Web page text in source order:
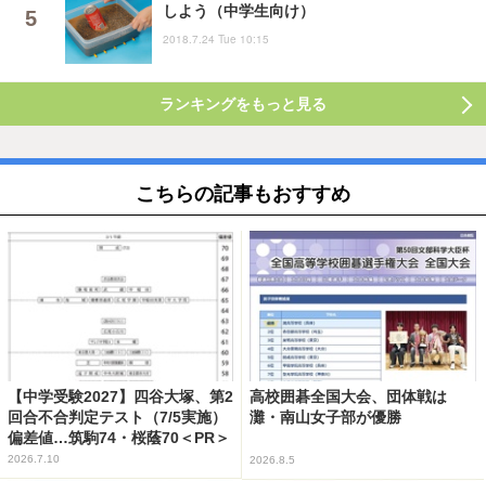
しよう（中学生向け）
2018.7.24 Tue 10:15
ランキングをもっと見る
こちらの記事もおすすめ
【中学受験2027】四谷大塚、第2
回合不合判定テスト（7/5実施）
偏差値…筑駒74・桜蔭70＜PR＞
2026.7.10
高校囲碁全国大会、団体戦は
灘・南山女子部が優勝
2026.8.5